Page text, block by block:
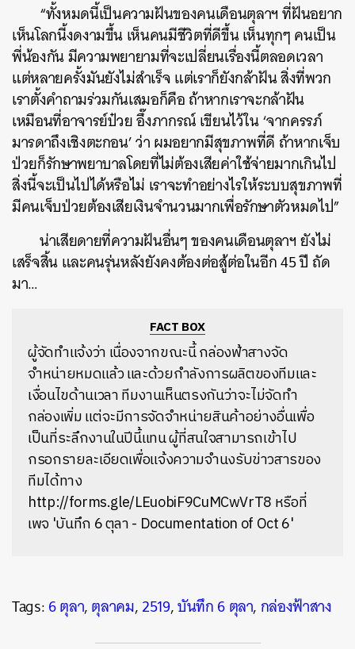
“ทั้งหมดนี้เป็นความฝันของคนเดือนตุลาฯ ที่ฝันอยาก
เห็นโลกนี้งดงามขึ้น เห็นคนมีชีวิตที่ดีขึ้น เห็นทุกๆ คนเป็น
พี่น้องกัน มีความพยายามที่จะเปลี่ยนเรื่องนี้ตลอดเวลา
แต่หลายครั้งมันยังไม่สำเร็จ แต่เราก็ยังกล้าฝัน สิ่งที่พวก
เราตั้งคำถามร่วมกันเสมอก็คือ ถ้าหากเราจะกล้าฝัน
เหมือนที่อาจารย์ป๋วย อึ๊งภากรณ์ เขียนไว้ใน ‘จากครรภ์
มารดาถึงเชิงตะกอน’ ว่า ผมอยากมีสุขภาพที่ดี ถ้าหากเจ็บ
ป่วยก็รักษาพยาบาลโดยที่ไม่ต้องเสียค่าใช้จ่ายมากเกินไป
สิ่งนี้จะเป็นไปได้หรือไม่ เราจะทำอย่างไรให้ระบบสุขภาพที่
มีคนเจ็บป่วยต้องเสียเงินจำนวนมากเพื่อรักษาตัวหมดไป”
น่าเสียดายที่ความฝันอื่นๆ ของคนเดือนตุลาฯ ยังไม่
เสร็จสิ้น และคนรุ่นหลังยังคงต้องต่อสู้ต่อในอีก 45 ปี ถัด
มา…
FACT BOX
ผู้จัดทำแจ้งว่า เนื่องจากขณะนี้ กล่องฟ้าสางจัด
จำหน่ายหมดแล้ว และด้วยกำลังการผลิตของทีมและ
เงื่อนไขด้านเวลา ทีมงานเห็นตรงกันว่าจะไม่จัดทำ
กล่องเพิ่ม แต่จะมีการจัดจำหน่ายสินค้าอย่างอื่นเพื่อ
เป็นที่ระลึกงานในปีนี้แทน ผู้ที่สนใจสามารถเข้าไป
กรอกรายละเอียดเพื่อแจ้งความจำนงรับข่าวสารของ
ทีมได้ทาง
http://forms.gle/LEuobiF9CuMCwVrT8 หรือที่
เพจ 'บันทึก 6 ตุลา - Documentation of Oct 6'
Tags:6 ตุลา,ตุลาคม,2519,บันทึก 6 ตุลา,กล่องฟ้าสาง